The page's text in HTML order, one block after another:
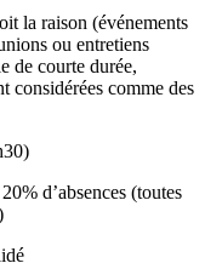
la raison (événements
ou entretiens
de courte durée,
considérées comme des
d’absences (toutes